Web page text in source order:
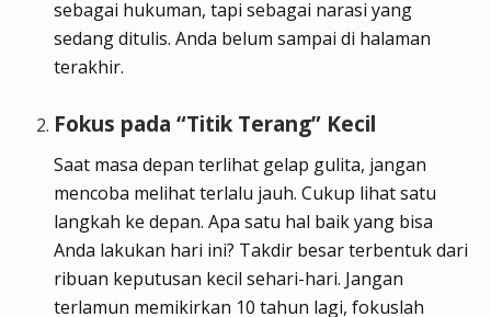
sebagai hukuman, tapi sebagai narasi yang
sedang ditulis. Anda belum sampai di halaman
terakhir.
Fokus pada “Titik Terang” Kecil
Saat masa depan terlihat gelap gulita, jangan
mencoba melihat terlalu jauh. Cukup lihat satu
langkah ke depan. Apa satu hal baik yang bisa
Anda lakukan hari ini? Takdir besar terbentuk dari
ribuan keputusan kecil sehari-hari. Jangan
terlamun memikirkan 10 tahun lagi, fokuslah